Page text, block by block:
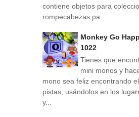
contiene objetos para
rompecabezas pa...
Monkey Go
1022
Tienes que
mini monos y
mono sea feliz encontrando
pistas, usándolos en los
y...